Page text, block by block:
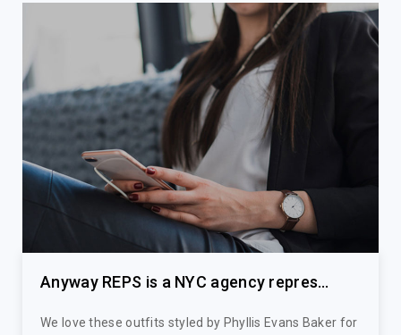
Anyway REPS is a NYC agency repres
We love these outfits styled by Phyllis Evans Baker for